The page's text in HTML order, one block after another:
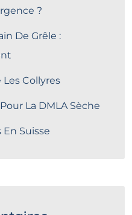
?
De Grêle :
Les Collyres
La DMLA Sèche
En Suisse